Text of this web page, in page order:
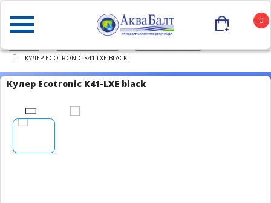
0
КУЛЕР ECOTRONIC K41-LXE BLACK
Кулер Ecotronic K41-LXE black